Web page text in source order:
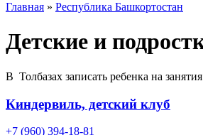
Главная » Республика Башкортостан
Детские и
В Толбазах записать ребенка на
Киндервиль, детский клуб
+7 (960) 394-18-81